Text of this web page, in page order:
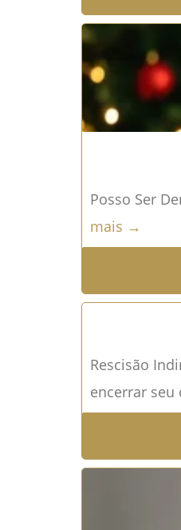
Posso Ser
mais →
Rescisão
encerrar seu